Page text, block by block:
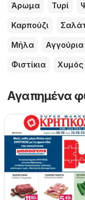
Άρωμα Τυρί
Καρπούζι
Μήλα
Αγγούρια
Φιστίκια
Χυμός
Αγαπημένα